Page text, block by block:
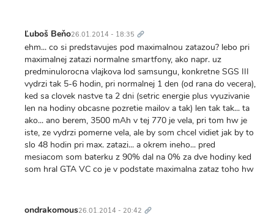
Ľuboš Beňo26.01.2014 - 18:35 odkaz
ehm... co si predstavujes pod maximalnou zatazou? lebo pri
maximalnej zatazi normalne smartfony, ako napr. uz
predminulorocna vlajkova lod samsungu, konkretne SGS III
vydrzi tak 5-6 hodin, pri normalnej 1 den (od rana do vecera),
ked sa clovek nastve ta 2 dni (setric energie plus vyuzivanie
len na hodiny obcasne pozretie mailov a tak) len tak tak... ta
ako... ano berem, 3500 mAh v tej 770 je vela, pri tom hw je
iste, ze vydrzi pomerne vela, ale by som chcel vidiet jak by to
slo 48 hodin pri max. zatazi... a okrem ineho... pred
mesiacom som baterku z 90% dal na 0% za dve hodiny ked
som hral GTA VC co je v podstate maximalna zataz toho hw
ondrakomous26.01.2014 - 20:42 odkaz